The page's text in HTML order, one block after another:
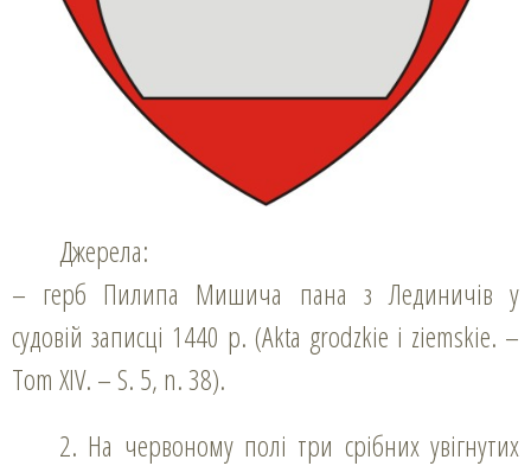
Джерела:
– герб Пилипа Мишича пана з Лединичів у
судовій записці 1440 р. (Akta grodzkie i ziemskie. –
Tom XIV. – S. 5, n. 38).
2. На червоному полі три срібних увігнутих